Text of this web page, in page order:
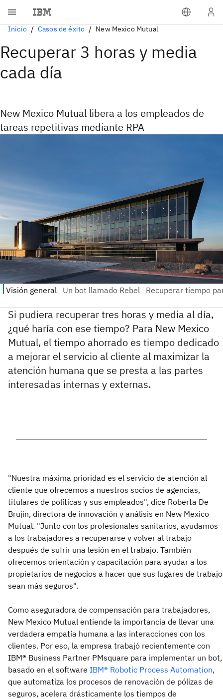
Inicio Casos de éxito New Mexico Mutual
Recuperar 3 horas y media
cada día
New Mexico Mutual libera a los empleados de
tareas repetitivas mediante RPA
Si pudiera recuperar tres horas y media al día,
¿qué haría con ese tiempo? Para New Mexico
Mutual, el tiempo ahorrado es tiempo dedicado
a mejorar el servicio al cliente al maximizar la
atención humana que se presta a las partes
interesadas internas y externas.
"Nuestra máxima prioridad es el servicio de atención al
cliente que ofrecemos a nuestros socios de agencias,
titulares de políticas y sus empleados", dice Roberta De
Brujin, directora de innovación y análisis en New Mexico
Mutual. "Junto con los profesionales sanitarios, ayudamos
a los trabajadores a recuperarse y volver al trabajo
después de sufrir una lesión en el trabajo. También
ofrecemos orientación y capacitación para ayudar a los
propietarios de negocios a hacer que sus lugares de trabajo
sean más seguros".
Como aseguradora de compensación para trabajadores,
New Mexico Mutual entiende la importancia de llevar una
verdadera empatía humana a las interacciones con los
clientes. Por eso, la empresa trabajó recientemente con
IBM® Business Partner PMsquare para implementar un bot,
basado en el software IBM® Robotic Process Automation,
que automatiza los procesos de renovación de pólizas de
seguros, acelera drásticamente los tiempos de